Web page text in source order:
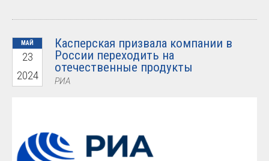
МАЙ
23
2024
Касперская призвала компании в
России переходить на
отечественные продукты
РИА